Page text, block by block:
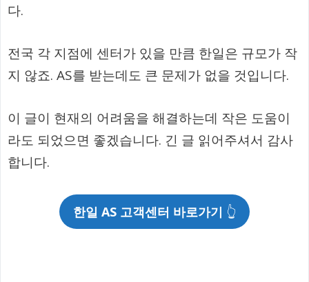
다.
전국 각 지점에 센터가 있을 만큼 한일은 규모가 작
지 않죠. AS를 받는데도 큰 문제가 없을 것입니다.
이 글이 현재의 어려움을 해결하는데 작은 도움이
라도 되었으면 좋겠습니다. 긴 글 읽어주셔서 감사
합니다.
한일 AS 고객센터 바로가기 👆